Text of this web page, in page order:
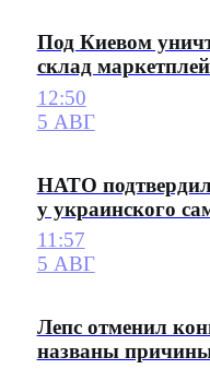
Под Киевом
склад
12:50
5 АВГ
НАТО
у украинского
11:57
5 АВГ
Лепс отменил
названы причины